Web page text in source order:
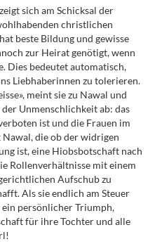
sich am Schicksal der
christlichen
beste Bildung und gewisse
zur Heirat genötigt, wenn
Dies bedeutet automatisch,
Liebhaberinnen zu tolerieren.
meint sie zu Nawal und
Unmenschlichkeit ab: das
ist und die Frauen im
die ob der widrigen
ist, eine Hiobsbotschaft nach
Rollenverhältnisse mit einem
Aufschub zu
Als sie endlich am Steuer
persönlicher Triumph,
für ihre Tochter und alle